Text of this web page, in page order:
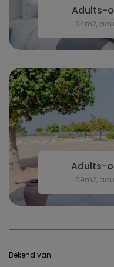
Adults-
84m2,
Adults-
59m2,
Bekend van: